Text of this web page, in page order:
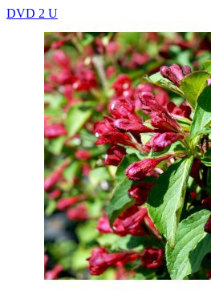
DVD 2 U